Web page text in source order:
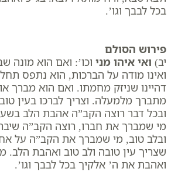
בכל לבבך וגו’.
פירוש הסולם
יב) ואי איהו מני וכו’: ואם הוא מונה
ואינו מודה על הברכות, הוא נתפס
דהיינו שניזק מחמתו. ואם הוא מברך
מתברך מלמעלה. וצריך לברכו בעין
ובכל דבר רוצה הקב”ה אהבת הלב
מי שמברך את חברו, רוצה הקב”ה
ובלב טוב, מי שמברך את הקב”ה על
שצריך עין טובה ולב טוב ואהבת הלב.
ואהבת את ה’ אלקיך בכל לבבך וגו’.